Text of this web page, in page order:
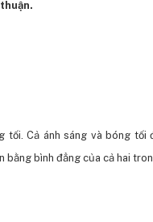
tối. Cả ánh sáng và bóng
bình đẳng của cả hai